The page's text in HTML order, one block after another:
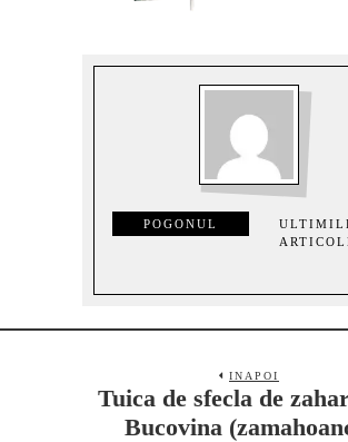
POGONUL
INAPOI
Tuica de sfecla de
Bucovina